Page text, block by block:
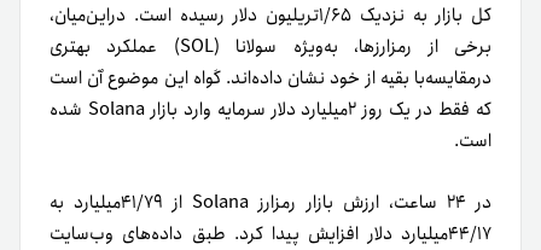
کل بازار به نزدیک ۱/۶۵تریلیون دلار رسیده است. دراین‌میان،
برخی از رمزارزها، به‌ويژه سولانا (SOL) عملکرد بهتری
درمقایسه‌با بقیه از خود نشان داده‌اند. گواه این موضوع ٱن است
که فقط در یک روز ۲میلیارد دلار سرمایه وارد بازار Solana شده
است.
در ۲۴ ساعت، ارزش بازار رمزارز Solana از ۴۱/۷۹میلیارد به
۴۴/۱۷میلیارد دلار افزایش پیدا کرد. طبق داده‌های وب‌سایت